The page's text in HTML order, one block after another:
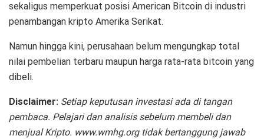
sekaligus memperkuat posisi American Bitcoin di industri
penambangan kripto Amerika Serikat.
Namun hingga kini, perusahaan belum mengungkap total
nilai pembelian terbaru maupun harga rata-rata bitcoin yang
dibeli.
Disclaimer: Setiap keputusan investasi ada di tangan
pembaca. Pelajari dan analisis sebelum membeli dan
menjual Kripto. www.wmhg.org tidak bertanggung jawab